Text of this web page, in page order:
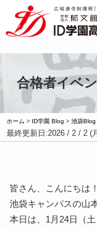
合格者イベ
ホーム > ID学園 Blog >池袋Blog
最終更新日:2026 / 2 / 2 (
皆さん、こんにちは！
池袋キャンパスの山
本日は、1月24日（